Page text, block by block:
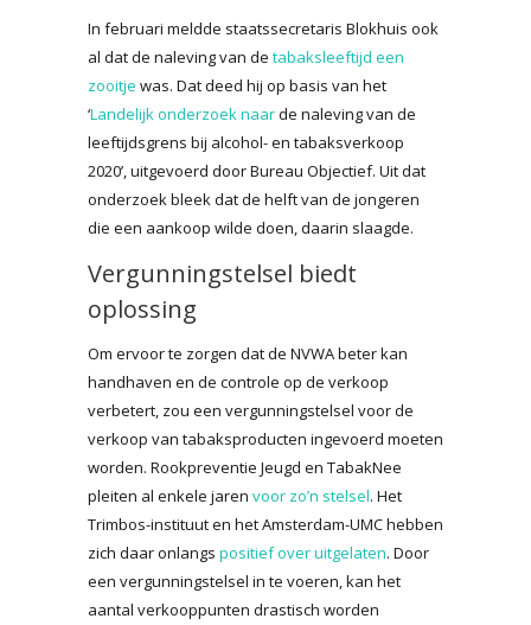
In februari meldde staatssecretaris Blokhuis ook
al dat de naleving van de tabaksleeftijd een
zooitje was. Dat deed hij op basis van het
‘Landelijk onderzoek naarde naleving van de
leeftijdsgrens bij alcohol- en tabaksverkoop
2020’, uitgevoerd door Bureau Objectief. Uit dat
onderzoek bleek dat de helft van de jongeren
die een aankoop wilde doen, daarin slaagde.
Vergunningstelsel biedt
oplossing
Om ervoor te zorgen dat de NVWA beter kan
handhaven en de controle op de verkoop
verbetert, zou een vergunningstelsel voor de
verkoop van tabaksproducten ingevoerd moeten
worden. Rookpreventie Jeugd en TabakNee
pleiten al enkele jaren voor zo’n stelsel. Het
Trimbos-instituut en het Amsterdam-UMC hebben
zich daar onlangs positief over uitgelaten. Door
een vergunningstelsel in te voeren, kan het
aantal verkooppunten drastisch worden